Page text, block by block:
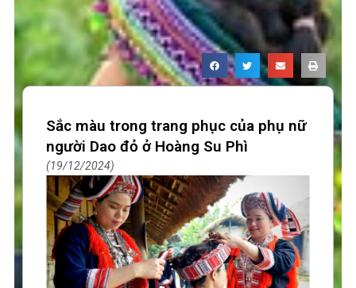
Sắc màu trong trang phục của phụ nữ
người Dao đỏ ở Hoàng Su Phì
19/12/2024